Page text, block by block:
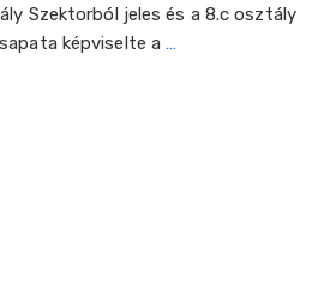
Szektorból jeles és a 8.c osztály
képviselte a…